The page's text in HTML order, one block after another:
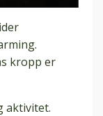
kropp er
aktivitet.